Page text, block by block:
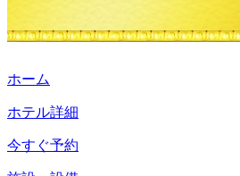
ホーム
ホテル詳細
今すぐ予約